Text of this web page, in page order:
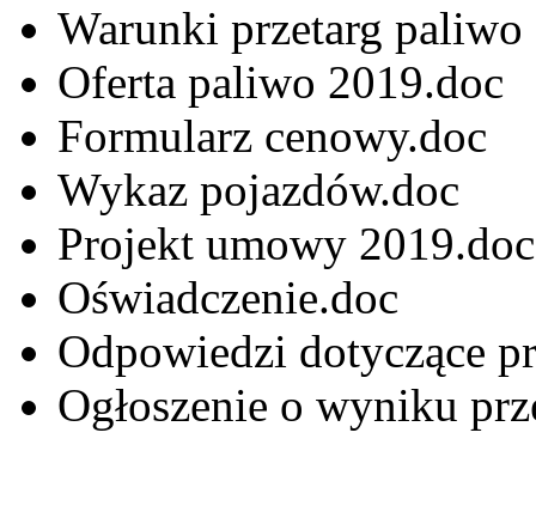
Warunki przetarg
Oferta paliwo 2019.doc
Formularz cenowy.doc
Wykaz pojazdów.doc
Projekt umowy
Oświadczenie.doc
Odpowiedzi dotyczące
Ogłoszenie o wyniku